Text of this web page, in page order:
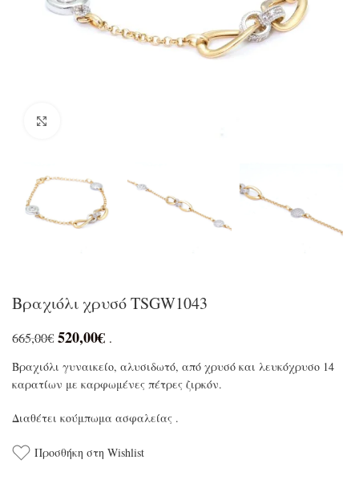
Βραχιόλι χρυσό TSGW1043
665,00€ 520,00€ .
Βραχιόλι γυναικείο, αλυσιδωτό, από χρυσό και λευκόχρυσο 14
καρατίων με καρφωμένες πέτρες ζιρκόν.
Διαθέτει κούμπωμα ασφαλείας .
Προσθήκη στη Wishlist